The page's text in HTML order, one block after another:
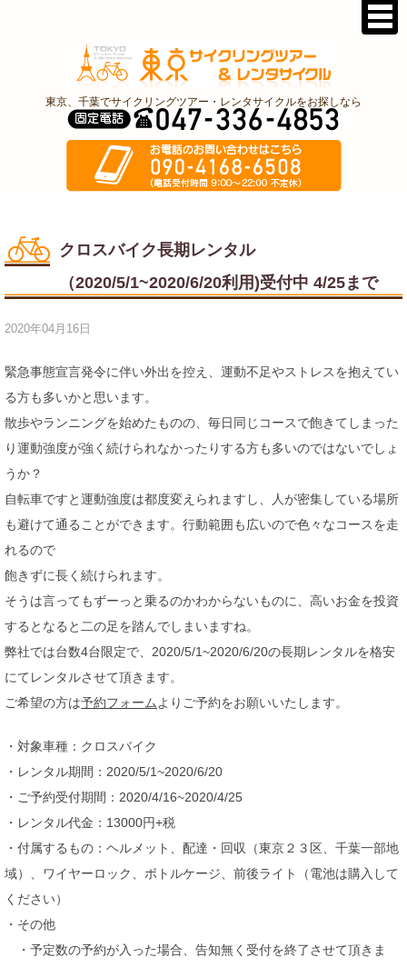
東京、千葉でサイクリングツアー・レンタサイクルをお探しなら
クロスバイク長期レンタル
（2020/5/1~2020/6/20利用)受付中 4/25まで
2020年04月16日
緊急事態宣言発令に伴い外出を控え、運動不足やストレスを抱えてい
る方も多いかと思います。
散歩やランニングを始めたものの、毎日同じコースで飽きてしまった
り運動強度が強く続けられなかったりする方も多いのではないでしょ
うか？
自転車ですと運動強度は都度変えられますし、人が密集している場所
も避けて通ることができます。行動範囲も広いので色々なコースを走
れるので
飽きずに長く続けられます。
そうは言ってもずーっと乗るのかわからないものに、高いお金を投資
するとなると二の足を踏んでしまいますね。
弊社では台数4台限定で、2020/5/1~2020/6/20の長期レンタルを格安
にてレンタルさせて頂きます。
ご希望の方は予約フォーム よりご予約をお願いいたします。
・対象車種：クロスバイク
・レンタル期間：2020/5/1~2020/6/20
・ご予約受付期間：2020/4/16~2020/4/25
・レンタル代金：13000円+税
・付属するもの：ヘルメット、配達・回収（東京２３区、千葉一部地
域）、ワイヤーロック、ボトルケージ、前後ライト（電池は購入して
ください）
・その他
・予定数の予約が入った場合、告知無く受付を終了させて頂きま